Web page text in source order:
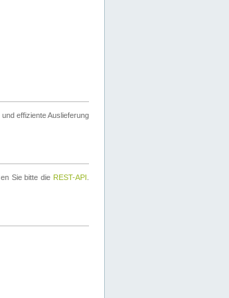
effiziente Auslieferung
Sie bitte die REST-API